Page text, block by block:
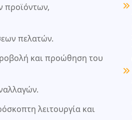
προϊόντων,
πελατών.
και προώθηση του
λειτουργία και